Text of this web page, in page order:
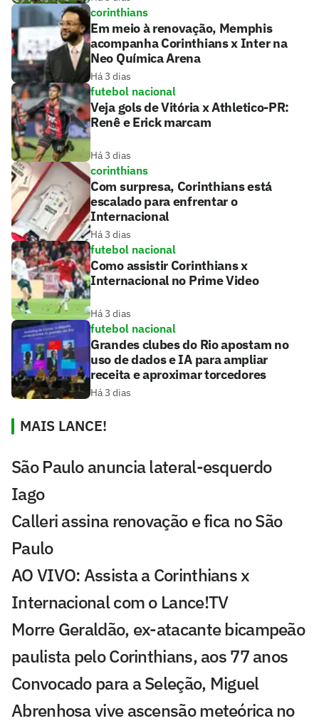
corinthians
Em meio à renovação, Memphis
acompanha Corinthians x Inter na
Neo Química Arena
Há 3 dias
futebol nacional
Veja gols de Vitória x Athletico-PR:
Renê e Erick marcam
Há 3 dias
corinthians
Com surpresa, Corinthians está
escalado para enfrentar o
Internacional
Há 3 dias
futebol nacional
Como assistir Corinthians x
Internacional no Prime Video
Há 3 dias
futebol nacional
Grandes clubes do Rio apostam no
uso de dados e IA para ampliar
receita e aproximar torcedores
Há 3 dias
MAIS LANCE!
São Paulo anuncia lateral-esquerdo
Iago
Calleri assina renovação e fica no São
Paulo
AO VIVO: Assista a Corinthians x
Internacional com o Lance!TV
Morre Geraldão, ex-atacante bicampeão
paulista pelo Corinthians, aos 77 anos
Convocado para a Seleção, Miguel
Abrenhosa vive ascensão meteórica no